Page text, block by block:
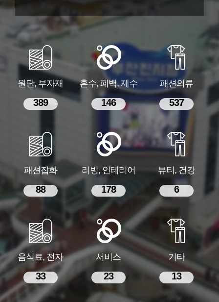
원단, 부자재
389
혼수, 폐백, 제수
146
패션의류
537
패션잡화
88
리빙, 인테리어
178
뷰티, 건강
6
음식료, 전자
33
서비스
23
기타
13